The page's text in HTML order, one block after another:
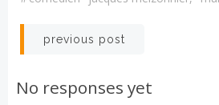
Post
navigation
previous post
No responses yet